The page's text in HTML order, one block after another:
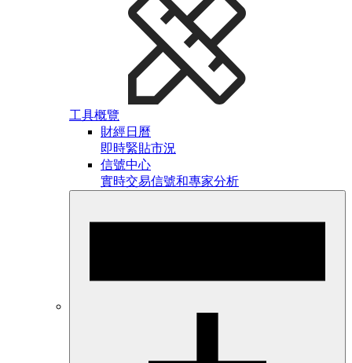
工具概覽
財經日曆
即時緊貼市況
信號中心
實時交易信號和專家分析